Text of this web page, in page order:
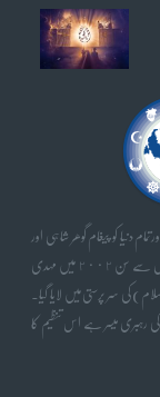
دنیا کو پیغام گوھر شاہی اور
فیض گوھر شاہی اور پہچان امام مہدی علیہ السلام سے سرفراز کرنے کی غرض سے سن ٢٠٠٢ میں مہدی
کی سر پرستی میں لایا گیا۔
کی رہبری میسر ہے اس تنظیم کا